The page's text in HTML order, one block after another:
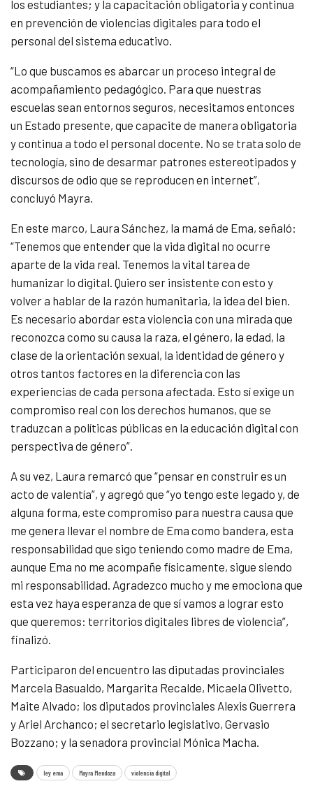
los estudiantes; y la capacitación obligatoria y continua
en prevención de violencias digitales para todo el
personal del sistema educativo.
“Lo que buscamos es abarcar un proceso integral de
acompañamiento pedagógico. Para que nuestras
escuelas sean entornos seguros, necesitamos entonces
un Estado presente, que capacite de manera obligatoria
y continua a todo el personal docente. No se trata solo de
tecnología, sino de desarmar patrones estereotipados y
discursos de odio que se reproducen en internet”,
concluyó Mayra.
En este marco, Laura Sánchez, la mamá de Ema, señaló:
“Tenemos que entender que la vida digital no ocurre
aparte de la vida real. Tenemos la vital tarea de
humanizar lo digital. Quiero ser insistente con esto y
volver a hablar de la razón humanitaria, la idea del bien.
Es necesario abordar esta violencia con una mirada que
reconozca como su causa la raza, el género, la edad, la
clase de la orientación sexual, la identidad de género y
otros tantos factores en la diferencia con las
experiencias de cada persona afectada. Esto sí exige un
compromiso real con los derechos humanos, que se
traduzcan a políticas públicas en la educación digital con
perspectiva de género”.
A su vez, Laura remarcó que “pensar en construir es un
acto de valentía”, y agregó que “yo tengo este legado y, de
alguna forma, este compromiso para nuestra causa que
me genera llevar el nombre de Ema como bandera, esta
responsabilidad que sigo teniendo como madre de Ema,
aunque Ema no me acompañe físicamente, sigue siendo
mi responsabilidad. Agradezco mucho y me emociona que
esta vez haya esperanza de que sí vamos a lograr esto
que queremos: territorios digitales libres de violencia”,
finalizó.
Participaron del encuentro las diputadas provinciales
Marcela Basualdo, Margarita Recalde, Micaela Olivetto,
Maite Alvado; los diputados provinciales Alexis Guerrera
y Ariel Archanco; el secretario legislativo, Gervasio
Bozzano; y la senadora provincial Mónica Macha.
ley ema Mayra Mendoza violencia digital